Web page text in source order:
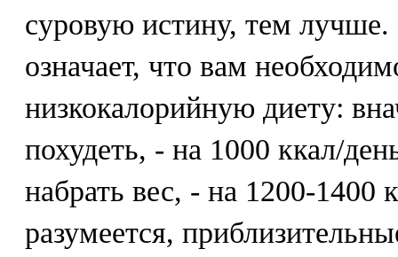
суровую истину, тем
означает, что вам
низкокалорийную диету:
похудеть, - на 1000 ккал/
набрать вес, - на 1200-
разумеется,